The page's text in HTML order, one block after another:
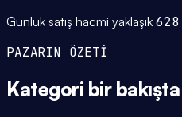
Günlük satış hacmi yaklaşık 628
PAZARIN ÖZETİ
Kategori bir bakışta